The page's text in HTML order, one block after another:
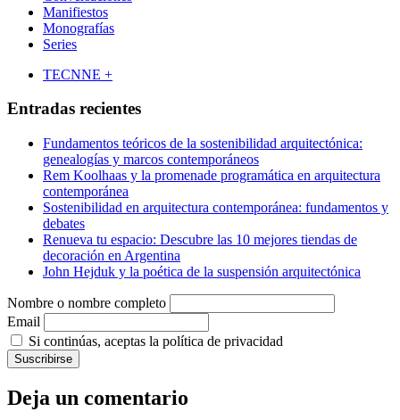
Manifiestos
Monografías
Series
TECNNE +
Entradas recientes
Fundamentos teóricos de la sostenibilidad arquitectónica:
genealogías y marcos contemporáneos
Rem Koolhaas y la promenade programática en arquitectura
contemporánea
Sostenibilidad en arquitectura contemporánea: fundamentos y
debates
Renueva tu espacio: Descubre las 10 mejores tiendas de
decoración en Argentina
John Hejduk y la poética de la suspensión arquitectónica
Nombre o nombre completo
Email
Si continúas, aceptas la política de privacidad
Deja un comentario